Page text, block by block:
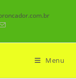
Menu